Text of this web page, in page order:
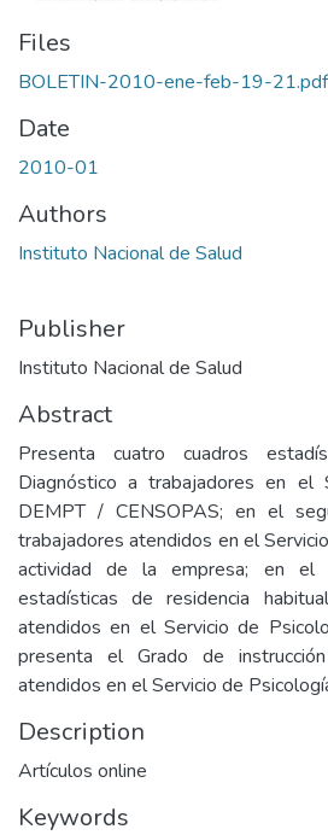
Files
BOLETIN-2010-ene-feb-19-21.pdf
Date
2010-01
Authors
Instituto Nacional de Salud
Publisher
Instituto Nacional de Salud
Abstract
Presenta cuatro cuadros
Diagnóstico a trabajadores en el
DEMPT / CENSOPAS; en el
trabajadores atendidos en el
actividad de la empresa; en el
estadísticas de residencia
atendidos en el Servicio de
presenta el Grado de
atendidos en el Servicio de
Description
Artículos online
Keywords